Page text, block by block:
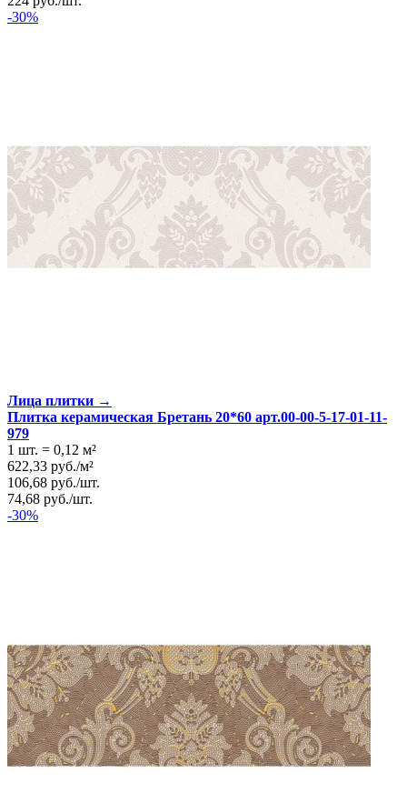
-30%
Лица плитки →
Плитка керамическая Бретань 20*60 арт.00-00-5-17-01-11-
979
1 шт. = 0,12 м²
622,33 руб./м²
106,68 руб./шт.
74,68 руб./шт.
-30%